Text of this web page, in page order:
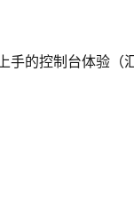
手的控制台体验（